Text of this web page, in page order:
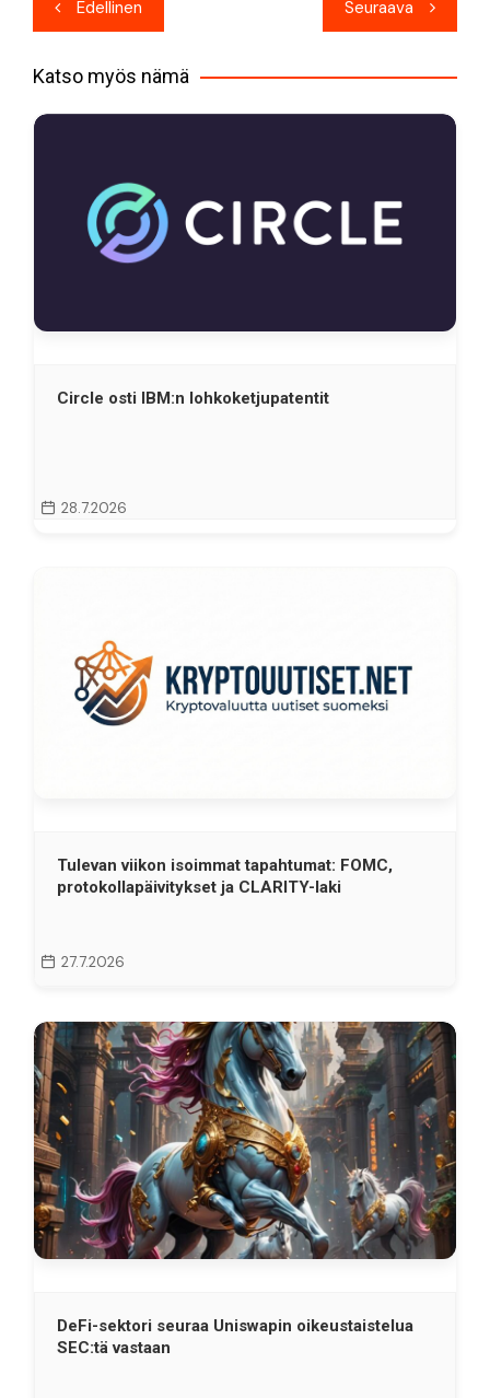
selaus
Edellinen Seuraava
Katso myös nämä
Circle osti IBM:n lohkoketjupatentit
28.7.2026
Tulevan viikon isoimmat tapahtumat: FOMC,
protokollapäivitykset ja CLARITY-laki
27.7.2026
DeFi-sektori seuraa Uniswapin oikeustaistelua
SEC:tä vastaan